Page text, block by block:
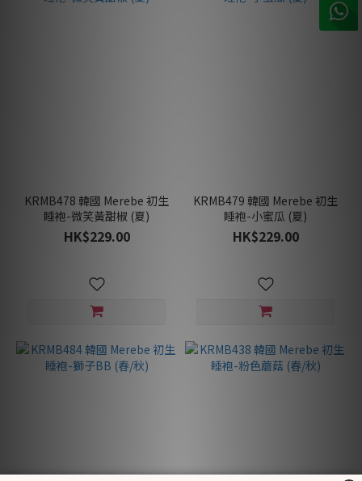
KRMB478 韓國 Merebe 初生
睡袍-微笑黃甜椒 (夏)
HK$229.00
KRMB479 韓國 Merebe 初生
睡袍-小蜜瓜 (夏)
HK$229.00